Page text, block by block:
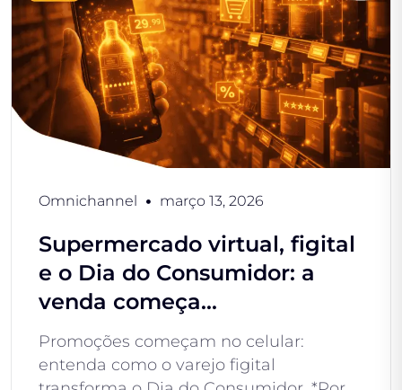
Omnichannel março 13, 2026
Supermercado virtual, figital
e o Dia do Consumidor: a
venda começa...
Promoções começam no celular:
entenda como o varejo figital